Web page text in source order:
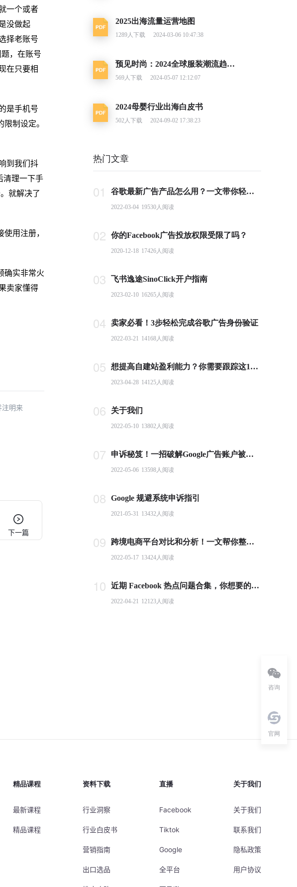
咨询
官网
一个或者
没做起
择老账号
，在账号
在只要相
是手机号
制设定。
到我们抖
清理一下手
就解决了
用注册，
确实非常火
卖家懂得
注明来
下一篇
2025出海流量运营地图
1289人下载 2024-03-06 10:47:38
预见时尚：2024全球服装潮流趋势洞察
569人下载 2024-05-07 12:12:07
2024母婴行业出海白皮书
502人下载 2024-09-02 17:38:23
热门文章
01 谷歌最新广告产品怎么用？一文带你轻松掌握PMax投放要点
2022-03-04 19530人阅读
02 你的Facebook广告投放权限受限了吗？
2020-12-18 17426人阅读
03 飞书逸途SinoClick开户指南
2023-02-10 16265人阅读
04 卖家必看！3步轻松完成谷歌广告身份验证
2022-03-21 14168人阅读
05 想提高自建站盈利能力？你需要跟踪这10个基本电商指标
2023-04-28 14125人阅读
06 关于我们
2022-05-10 13802人阅读
07 申诉秘笈！一招破解Google广告账户被封难题
2022-05-06 13598人阅读
08 Google 规避系统申诉指引
2021-05-31 13432人阅读
09 跨境电商平台对比和分析！一文帮你整理全球主流电商平台
2022-05-17 13424人阅读
10 近期 Facebook 热点问题合集，你想要的答案都在这里！
2022-04-21 12123人阅读
精品课程
最新课程
精品课程
资料下载
行业洞察
行业白皮书
营销指南
出口选品
直播
Facebook
Tiktok
Google
全平台
关于我们
关于我们
联系我们
隐私政策
用户协议